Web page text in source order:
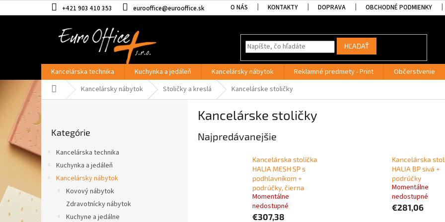
na
+421 903 410 353 eurooffice@eurooffice.sk O NÁS KONTAKTY DOPRAVA OBCHODNÉ PODMIENKY
HĽADAŤ
Kancelárska technika Kuchynka a jedáleň Kancelársky nábytok Reklamné predmety - Print Občerstvenie
DomovKancelársky nábytok Stoličky a kreslá Kancelárske stoličky
o
č
p
a
l
kategórie
Kategórie
Kancelárska technika
Kuchynka a jedáleň
Kancelársky nábytok
Kovový nábytok
Zdravotnícky nábytok
Kuchyne a jedálne
Kancelárske stoličky
Najpredávanejšie
Kancelárska stolička
HALIA MESH SP s
podhlavníkom +
podrúčky, čierna
Momentálne
nedostupné
€307,38
Kancelárska
HALIA BP sivá +
podrúčky
Momentálne
nedostupné
€281,06